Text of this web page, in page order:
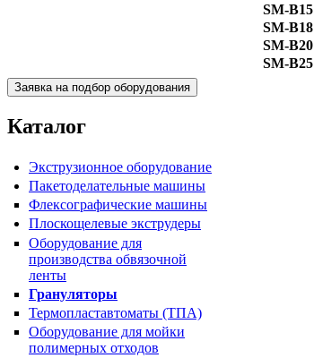
Пакетоделательная машина
BJAF+S 40*2M
Каталог
Экструзионное оборудование
Пакетоделательные машины
Флексографические машины
Плоскощелевые экструдеры
Оборудование для
производства обвязочной
ленты
Грануляторы
Термопластавтоматы (ТПА)
Оборудование для мойки
полимерных отходов
SM-B15
SM-B18
SM-B20
SM-B25